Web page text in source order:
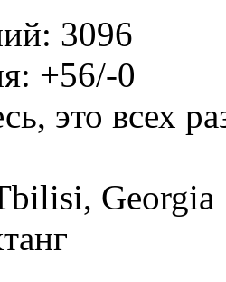
3096
+56/-0
это всех
Georgia